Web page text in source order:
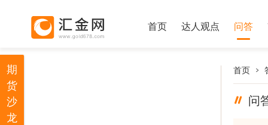
首页 达人观点 问答
首页
问
期
货
沙
龙